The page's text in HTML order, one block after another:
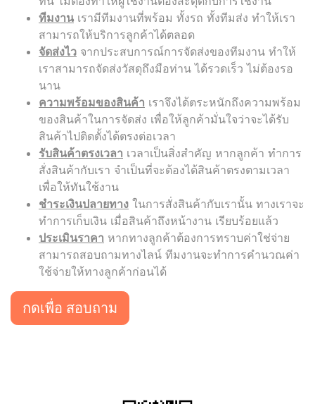
ทีมงาน เรามีทีมงานที่พร้อม ทั้งรถ ทั้งทีมส่ง ทำให้เรา
สามารถให้บริการลูกค้าได้ตลอด
จัดส่งไว จากประสบการณ์การจัดส่งของทีมงาน ทำให้
เราสามารถจัดส่งวัสดุถึงมือท่าน ได้รวดเร็ว ไม่ต้องรอ
นาน
ความพร้อมของสินค้า เราจึงได้ตระหนักถึงความพร้อม
ของสินค้าในการจัดส่ง เพื่อให้ลูกค้ามั่นใจว่าจะได้รับ
สินค้าไปติดตั้งได้ตรงต่อเวลา
รับสินค้าตรงเวลา เวลาเป็นสิ่งสำคัญ หากลูกค้า ทำการ
สั่งสินค้ากับเรา จำเป็นที่จะต้องได้สินค้าตรงตามเวลา
เพื่อให้ทันใช้งาน
ชำระเงินปลายทาง ในการสั่งสินค้ากับเรานั้น ทางเราจะ
ทำการเก็บเงิน เมื่อสินค้าถึงหน้างาน เรียบร้อยแล้ว
ประเมินราคา หากทางลูกค้าต้องการทราบค่าใช่จ่าย
สามารถสอบถามทางไลน์ ทีมงานจะทำการคำนวณค่า
ใช้จ่ายให้ทางลูกค้าก่อนได้
กดเพื่อ สอบถาม